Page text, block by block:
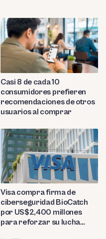
Casi 8 de cada 10
consumidores prefieren
recomendaciones de otros
usuarios al comprar
Visa compra firma de
ciberseguridad BioCatch
por US$2,400 millones
para reforzar su lucha